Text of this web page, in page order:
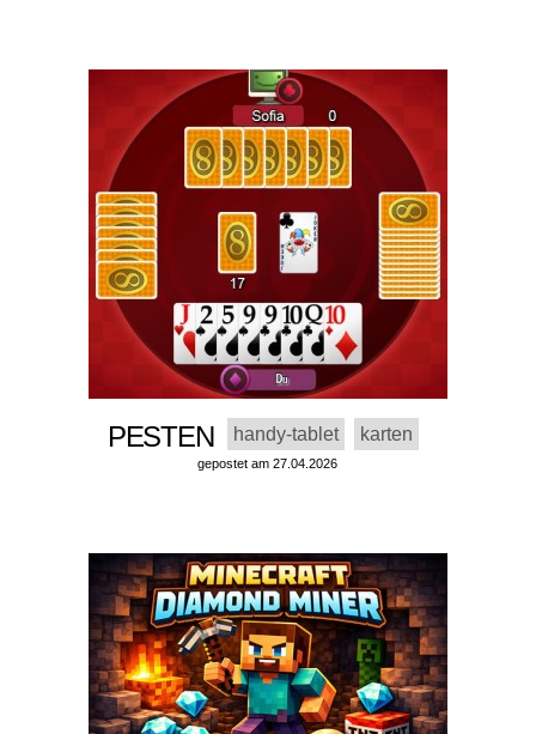
PESTEN handy-tablet karten
gepostet am 27.04.2026